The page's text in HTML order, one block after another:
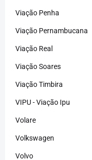
Viação Penha
Viação Pernambucana
Viação Real
Viação Soares
Viação Timbira
VIPU - Viação Ipu
Volare
Volkswagen
Volvo